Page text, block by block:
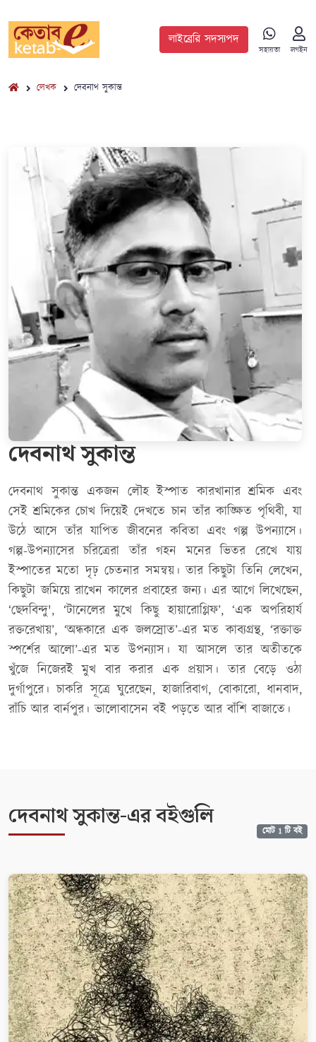
লাইব্রেরি সদস্যপদ
সহায়তা লগইন
লেখক দেবনাথ সুকান্ত
দেবনাথ সুকান্ত
দেবনাথ সুকান্ত একজন লৌহ ইস্পাত কারখানার শ্রমিক এবং
সেই শ্রমিকের চোখ দিয়েই দেখতে চান তাঁর কাঙ্ক্ষিত পৃথিবী, যা
উঠে আসে তাঁর যাপিত জীবনের কবিতা এবং গল্প উপন্যাসে।
গল্প-উপন্যাসের চরিত্রেরা তাঁর গহন মনের ভিতর রেখে যায়
ইস্পাতের মতো দৃঢ় চেতনার সমন্বয়। তার কিছুটা তিনি লেখেন,
কিছুটা জমিয়ে রাখেন কালের প্রবাহের জন্য। এর আগে লিখেছেন,
‘ছেদবিন্দু', ‘টানেলের মুখে কিছু হায়ারোগ্লিফ’, ‘এক অপরিহার্য
রক্তরেখায়’, ‘অন্ধকারে এক জলস্রোত’-এর মত কাব্যগ্রন্থ, ‘রক্তাক্ত
স্পর্শের আলো’-এর মত উপন্যাস। যা আসলে তার অতীতকে
খুঁজে নিজেরই মুখ বার করার এক প্রয়াস। তার বেড়ে ওঠা
দুর্গাপুরে। চাকরি সূত্রে ঘুরেছেন, হাজারিবাগ, বোকারো, ধানবাদ,
রাঁচি আর বার্নপুর। ভালোবাসেন বই পড়তে আর বাঁশি বাজাতে।
দেবনাথ সুকান্ত-এর বইগুলি মোট 1 টি বই